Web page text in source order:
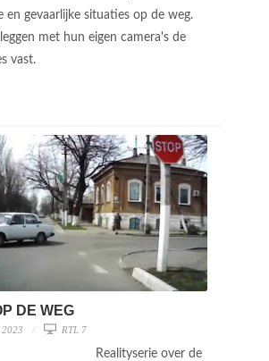
en gevaarlijke situaties op de weg.
met hun eigen camera's de
vast.
DE WEG
2023 RTL 7
Realityserie over de